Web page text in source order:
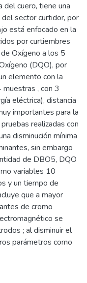
del cuero, tiene una
sector curtidor, por
está enfocado en la
por curtiembres
Oxígeno a los 5
(DQO), por
elemento con la
, con 3
eléctrica), distancia
importantes para la
realizadas con
disminución mínima
sin embargo
de DBO5, DQO
variables 10
y un tiempo de
que a mayor
de cromo
se
; al disminuir el
parámetros como